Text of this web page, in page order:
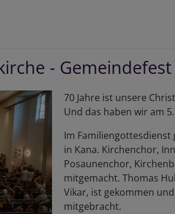
-
70 Jahre ist unsere
Und das haben wir am
Im Familiengottesdienst
in Kana. Kirchenchor,
Posaunenchor,
mitgemacht. Thomas
Vikar, ist gekommen
mitgebracht.